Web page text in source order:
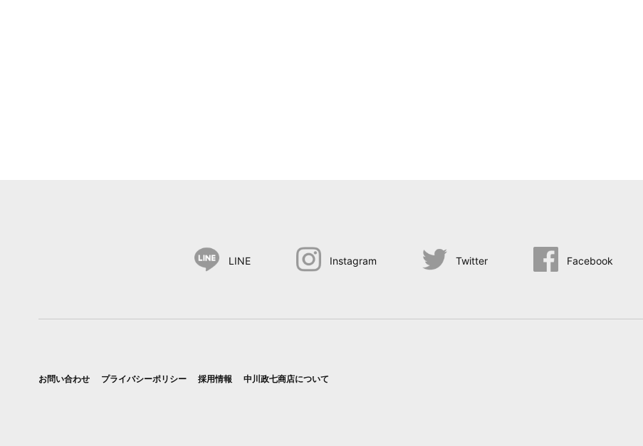
LINE Instagram Twitter Facebook
お問い合わせ プライバシーポリシー 採用情報 中川政七商店について